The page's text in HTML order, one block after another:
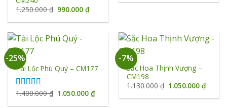
1.250.000₫ Giá
gốc
là:
990.000₫Giá
tại
990.000 ₫.
-25%
Tài Lộc Phú Quý – CM177
Được xếp
1.400.000₫ Giá
gốc
là:
1.050.000₫Giá
tại
-7%
Sắc Hoa Thịnh Vượng –
CM198
1.130.000₫ Giá
là:
1.050.000₫Giá
tại